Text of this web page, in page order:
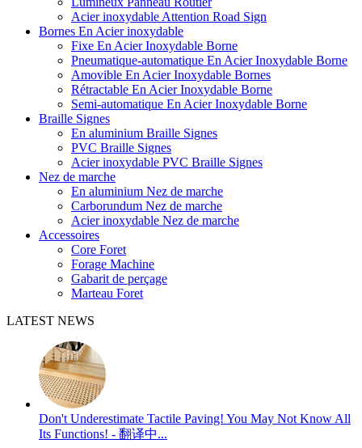
Acier inoxydable Attention Road Sign
Bornes En Acier inoxydable
Fixe En Acier Inoxydable Borne
Pneumatique-automatique En Acier Inoxydable Borne
Amovible En Acier Inoxydable Bornes
Rétractable En Acier Inoxydable Borne
Semi-automatique En Acier Inoxydable Borne
Braille Signes
En aluminium Braille Signes
PVC Braille Signes
Acier inoxydable PVC Braille Signes
Nez de marche
En aluminium Nez de marche
Carborundum Nez de marche
Acier inoxydable Nez de marche
Accessoires
Core Foret
Forage Machine
Gabarit de perçage
Marteau Foret
LATEST NEWS
Don't Underestimate Tactile Paving! You May Not Know All
Its Functions! - 翻译中...